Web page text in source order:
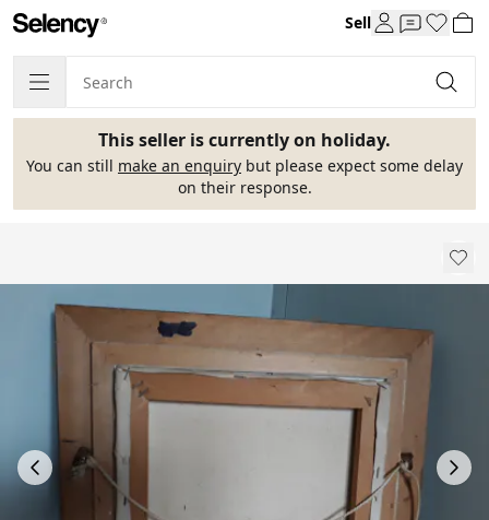
Sell
This seller is currently on holiday.
You can still make an enquiry but please expect some delay
on their response.